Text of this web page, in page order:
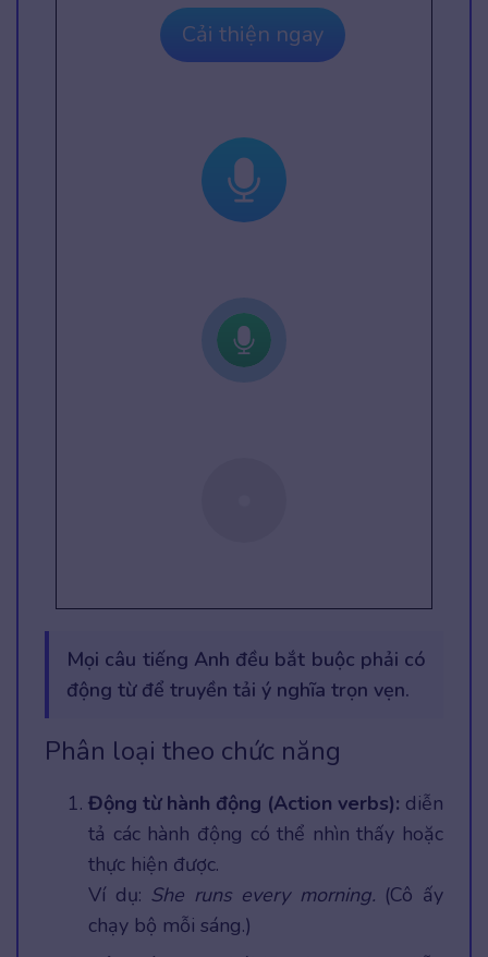
Cải thiện ngay
Mọi câu tiếng Anh đều bắt buộc phải có
động từ để truyền tải ý nghĩa trọn vẹn.
Phân loại theo chức năng
Động từ hành động (Action verbs): diễn
tả các hành động có thể nhìn thấy hoặc
thực hiện được.
Ví dụ: She runs every morning. (Cô ấy
chạy bộ mỗi sáng.)